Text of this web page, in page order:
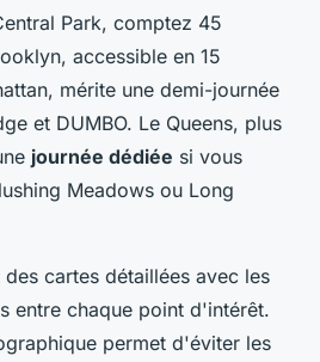
Park, comptez 45
accessible en 15
mérite une demi-journée
et DUMBO. Le Queens, plus
journée dédiée si vous
Meadows ou Long
cartes détaillées avec les
entre chaque point d'intérêt.
permet d'éviter les